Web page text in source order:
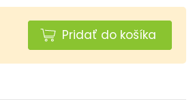
Pridať do košíka